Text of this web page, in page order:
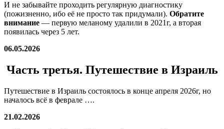
И не забывайте проходить регулярную диагностику
(пожизненно, ибо её не просто так придумали). Обратите
внимание — первую меланому удалили в 2021г, а вторая
появилась через 5 лет.
06.05.2026
Часть третья. Путешествие в Израиль
Путешествие в Израиль состоялось в конце апреля 2026г, но
началось всё в феврале ….
21.02.2026